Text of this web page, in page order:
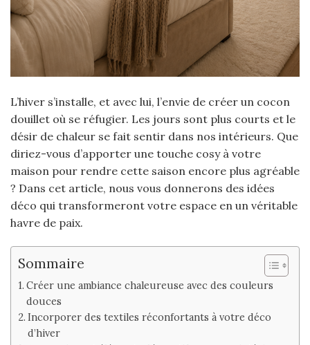
L’hiver s’installe, et avec lui, l’envie de créer un cocon
douillet où se réfugier. Les jours sont plus courts et le
désir de chaleur se fait sentir dans nos intérieurs. Que
diriez-vous d’apporter une touche cosy à votre
maison pour rendre cette saison encore plus agréable
? Dans cet article, nous vous donnerons des idées
déco qui transformeront votre espace en un véritable
havre de paix.
Sommaire
Créer une ambiance chaleureuse avec des couleurs
douces
Incorporer des textiles réconfortants à votre déco
d’hiver